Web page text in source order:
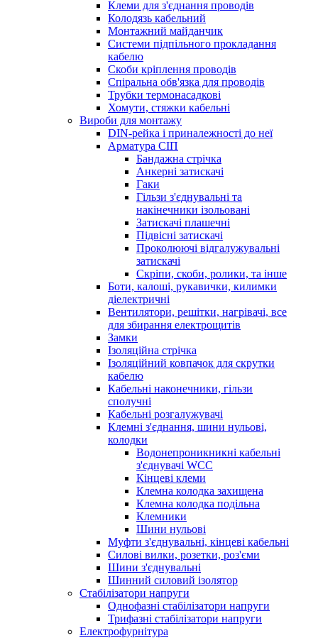
Клеми для з'єднання проводів
Колодязь кабельний
Монтажний майданчик
Системи підпільного прокладання
кабелю
Скоби кріплення проводів
Спіральна обв'язка для проводів
Трубки термонасадкові
Хомути, стяжки кабельні
Вироби для монтажу
DIN-рейка і приналежності до неї
Арматура СІП
Бандажна стрічка
Анкерні затискачі
Гаки
Гільзи з'єднувальні та
накінечники ізольовані
Затискачі плашечні
Підвісні затискачі
Проколюючі відгалужувальні
затискачі
Скріпи, скоби, ролики, та інше
Боти, калоші, рукавички, килимки
діелектричні
Вентилятори, решітки, нагрівачі, все
для збирання електрощитів
Замки
Ізоляційна стрічка
Ізоляційний ковпачок для скрутки
кабелю
Кабельні наконечники, гільзи
сполучні
Кабельні розгалужувачі
Клемні з'єднання, шини нульові,
колодки
Водонепроникникнi кабельнi
з'єднувачi WCC
Кінцеві клеми
Клемна колодка захищена
Клемна колодка подільна
Клемники
Шини нульові
Муфти з'єднувальні, кінцеві кабельні
Силові вилки, розетки, роз'єми
Шини з'єднувальні
Шинний силовий ізолятор
Стабілізатори напруги
Однофазні стабілізатори напруги
Трифазні стабілізатори напруги
Електрофурнітура